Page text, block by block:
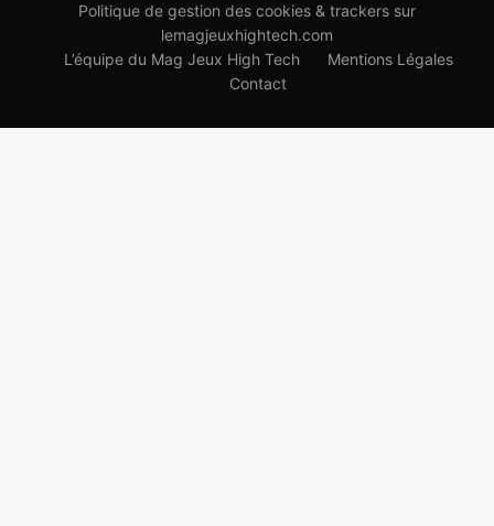
Politique de gestion des cookies & trackers sur
lemagjeuxhightech.com
L’équipe du Mag Jeux High Tech
Mentions Légales
Contact